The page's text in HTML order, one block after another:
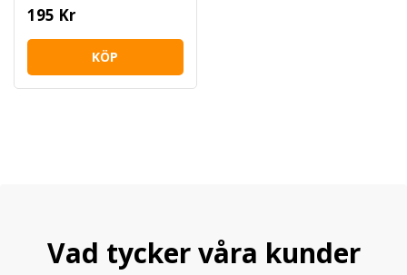
195 Kr
KÖP
Vad tycker våra kunder